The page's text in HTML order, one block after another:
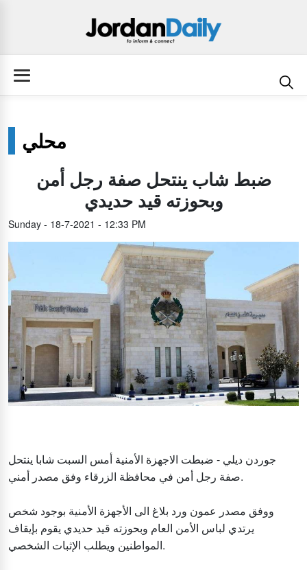
محلي
ضبط شاب ينتحل صفة رجل أمن
وبحوزته قيد حديدي
Sunday - 18-7-2021 - 12:33 PM
جوردن ديلي - ضبطت الاجهزة الأمنية أمس السبت شابا ينتحل
صفة رجل أمن في محافظة الزرقاء وفق مصدر أمني.
ووفق مصدر عمون ورد بلاغ الى الأجهزة الأمنية بوجود شخص
يرتدي لباس الأمن العام وبحوزته قيد حديدي يقوم بإيقاف
المواطنين ويطلب الإثبات الشخصي.